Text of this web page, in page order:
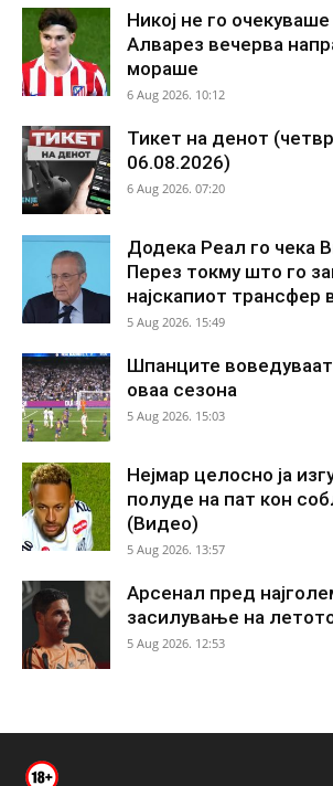
Никој не го
Алварез вечерва
мораше
6 Aug 2026. 10:12
Тикет на денот
06.08.2026)
6 Aug 2026. 07:20
Додека Реал го чека
Перез токму што го
најскапиот трансфер
5 Aug 2026. 15:49
Шпанците
оваа сезона
5 Aug 2026. 15:03
Нејмар целосно ја
полуде на пат кон
(Видео)
5 Aug 2026. 13:57
Арсенал пред
засилување на
5 Aug 2026. 12:53